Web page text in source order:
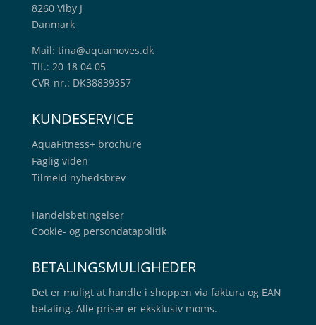
8260 Viby J
Danmark
Mail: tina@aquamoves.dk
Tlf.: 20 18 04 05
CVR-nr.: DK38839357
KUNDESERVICE
AquaFitness+ brochure
Faglig viden
Tilmeld nyhedsbrev
Handelsbetingelser
Cookie- og persondatapolitik
BETALINGSMULIGHEDER
Det er muligt at handle i shoppen via faktura og EAN
betaling. Alle priser er eksklusiv moms.